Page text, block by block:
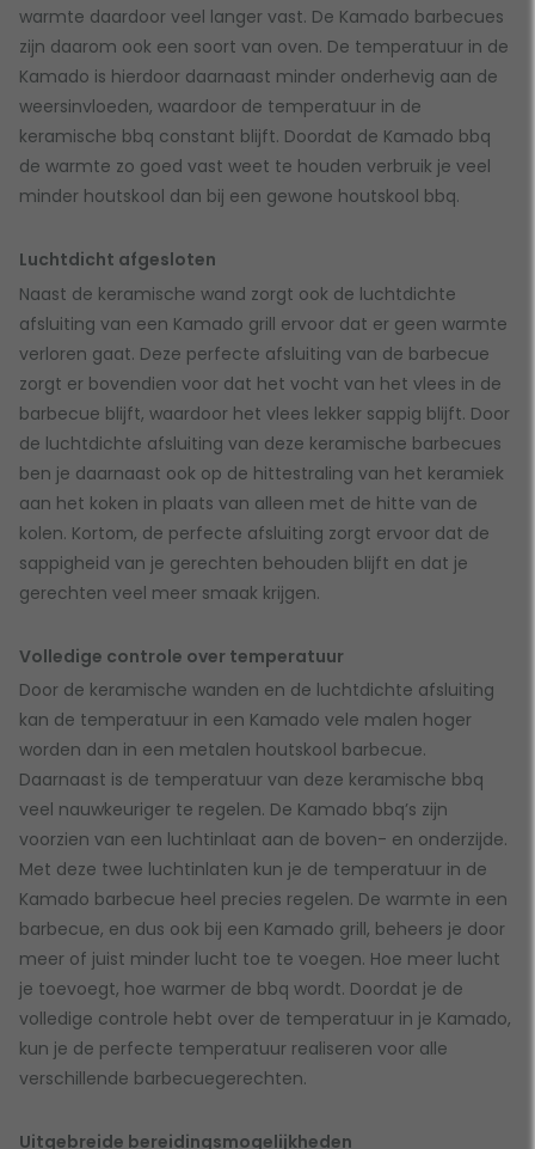
warmte daardoor veel langer vast. De Kamado barbecues
zijn daarom ook een soort van oven. De temperatuur in de
Kamado is hierdoor daarnaast minder onderhevig aan de
weersinvloeden, waardoor de temperatuur in de
keramische bbq constant blijft. Doordat de Kamado bbq
de warmte zo goed vast weet te houden verbruik je veel
minder houtskool dan bij een gewone houtskool bbq.
Luchtdicht afgesloten
Naast de keramische wand zorgt ook de luchtdichte
afsluiting van een Kamado grill ervoor dat er geen warmte
verloren gaat. Deze perfecte afsluiting van de barbecue
zorgt er bovendien voor dat het vocht van het vlees in de
barbecue blijft, waardoor het vlees lekker sappig blijft. Door
de luchtdichte afsluiting van deze keramische barbecues
ben je daarnaast ook op de hittestraling van het keramiek
aan het koken in plaats van alleen met de hitte van de
kolen. Kortom, de perfecte afsluiting zorgt ervoor dat de
sappigheid van je gerechten behouden blijft en dat je
gerechten veel meer smaak krijgen.
Volledige controle over temperatuur
Door de keramische wanden en de luchtdichte afsluiting
kan de temperatuur in een Kamado vele malen hoger
worden dan in een metalen houtskool barbecue.
Daarnaast is de temperatuur van deze keramische bbq
veel nauwkeuriger te regelen. De Kamado bbq’s zijn
voorzien van een luchtinlaat aan de boven- en onderzijde.
Met deze twee luchtinlaten kun je de temperatuur in de
Kamado barbecue heel precies regelen. De warmte in een
barbecue, en dus ook bij een Kamado grill, beheers je door
meer of juist minder lucht toe te voegen. Hoe meer lucht
je toevoegt, hoe warmer de bbq wordt. Doordat je de
volledige controle hebt over de temperatuur in je Kamado,
kun je de perfecte temperatuur realiseren voor alle
verschillende barbecuegerechten.
Uitgebreide bereidingsmogelijkheden